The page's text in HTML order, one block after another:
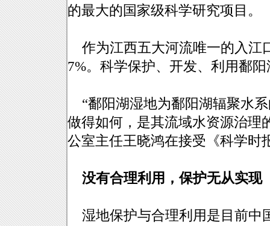
的最大的国家级科学研究项目。
作为江西五大河流唯一的入江
7%。科学保护、开发、利用鄱
“鄱阳湖湿地为鄱阳湖辐聚水
做得如何，是其流域水资源治理
公室主任王晓鸿在接受《科学时
没有合理利用，保护无从实现
湿地保护与合理利用是目前中